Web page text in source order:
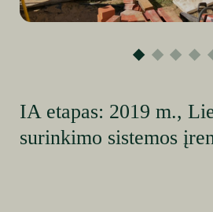
IA etapas: 2019 m.,
surinkimo sistemos